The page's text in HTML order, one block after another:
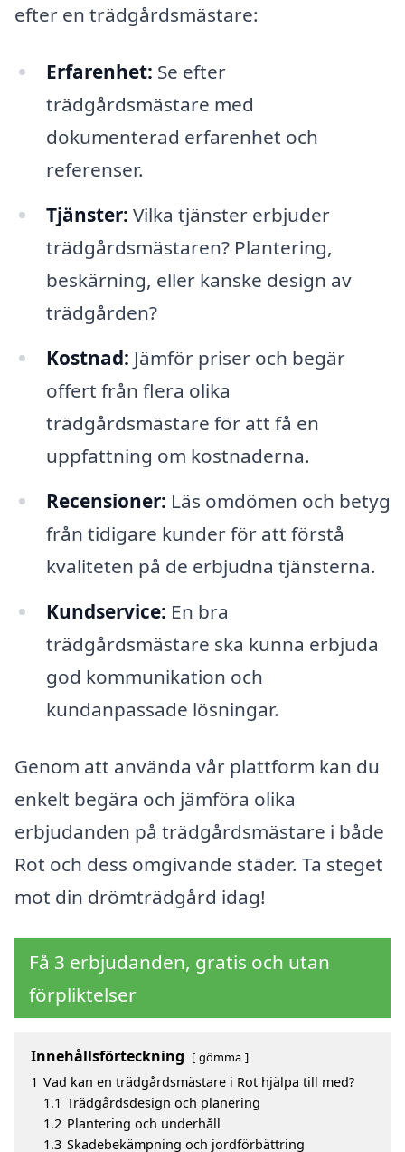
efter en trädgårdsmästare:
Erfarenhet: Se efter
trädgårdsmästare med
dokumenterad erfarenhet och
referenser.
Tjänster: Vilka tjänster erbjuder
trädgårdsmästaren? Plantering,
beskärning, eller kanske design av
trädgården?
Kostnad: Jämför priser och begär
offert från flera olika
trädgårdsmästare för att få en
uppfattning om kostnaderna.
Recensioner: Läs omdömen och betyg
från tidigare kunder för att förstå
kvaliteten på de erbjudna tjänsterna.
Kundservice: En bra
trädgårdsmästare ska kunna erbjuda
god kommunikation och
kundanpassade lösningar.
Genom att använda vår plattform kan du
enkelt begära och jämföra olika
erbjudanden på trädgårdsmästare i både
Rot och dess omgivande städer. Ta steget
mot din drömträdgård idag!
Få 3 erbjudanden, gratis och utan
förpliktelser
Innehållsförteckning gömma
1 Vad kan en trädgårdsmästare i Rot hjälpa till med?
1.1 Trädgårdsdesign och planering
1.2 Plantering och underhåll
1.3 Skadebekämpning och jordförbättring